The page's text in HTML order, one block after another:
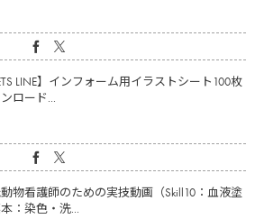
LINE】インフォーム用イラストシート100枚
ロード...
物看護師のための実技動画（Skill10：血液塗
：染色・洗...